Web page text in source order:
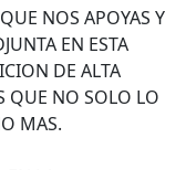
NOS APOYAS Y
EN ESTA
DE ALTA
QUE NO SOLO LO
MAS.